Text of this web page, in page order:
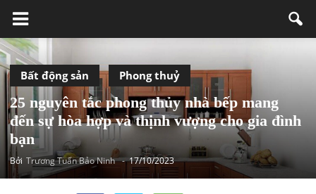
Bất động sản Phong thuỷ
25 nguyên tắc phong thủy nhà bếp mang
đến sự hòa hợp và thịnh vượng cho gia đình
bạn
Bởi Trương Tuấn Bảo Ninh - 17/10/2023